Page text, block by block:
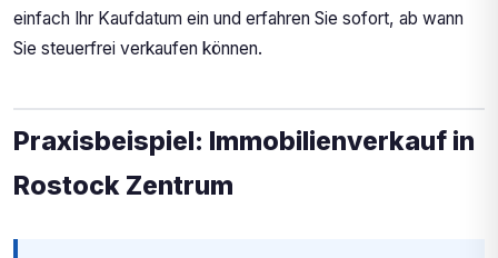
einfach Ihr Kaufdatum ein und erfahren Sie sofort, ab wann
Sie steuerfrei verkaufen können.
Praxisbeispiel: Immobilienverkauf in
Rostock Zentrum